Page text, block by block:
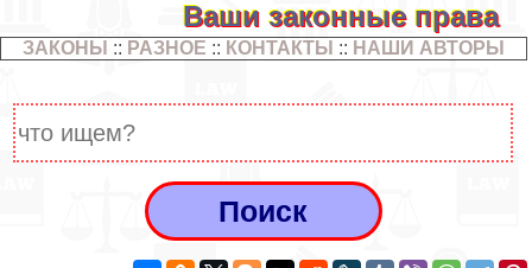
Ваши законные права
ЗАКОНЫ :: РАЗНОЕ :: КОНТАКТЫ :: НАШИ АВТОРЫ